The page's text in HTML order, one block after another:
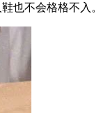
不会格格不入。